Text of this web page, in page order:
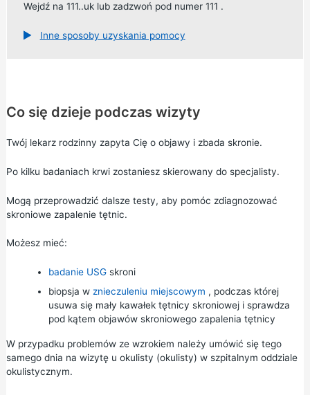
Wejdź na 111..uklub zadzwoń pod numer 111 .
Inne sposoby uzyskania pomocy
Co się dzieje podczas wizyty
Twój lekarz rodzinny zapyta Cię o objawy i zbada skronie.
Po kilku badaniach krwi zostaniesz skierowany do specjalisty.
Mogą przeprowadzić dalsze testy, aby pomóc zdiagnozować
skroniowe zapalenie tętnic.
Możesz mieć:
badanie USGskroni
biopsja w znieczuleniu miejscowym , podczas której
usuwa się mały kawałek tętnicy skroniowej i sprawdza
pod kątem objawów skroniowego zapalenia tętnicy
W przypadku problemów ze wzrokiem należy umówić się tego
samego dnia na wizytę u okulisty (okulisty) w szpitalnym oddziale
okulistycznym.